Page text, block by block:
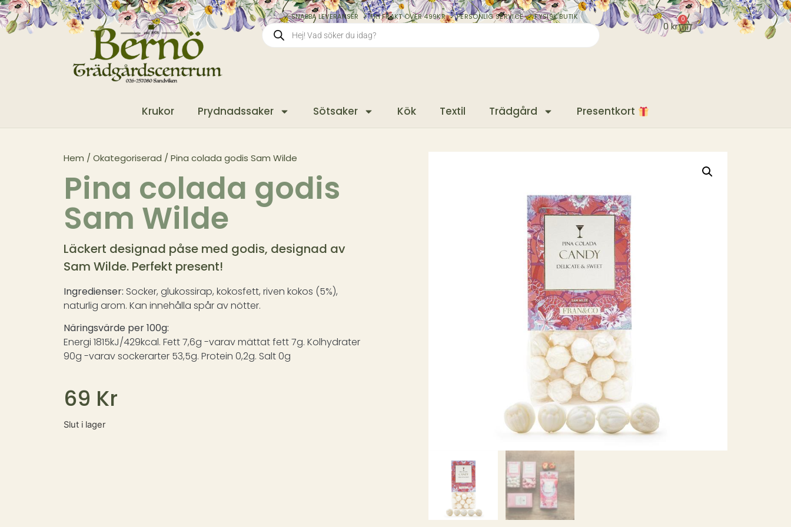
✓ SNABBA LEVERANSER ✓ FRI FRAKT ÖVER 499KR ✓ PERSONLIG SERVICE ✓ FYSISK BUTIK
0kr
0
Krukor Prydnadssaker Sötsaker Kök Textil Trädgård Presentkort
Hem / Okategoriserad / Pina colada godis Sam Wilde
Pina colada godis
Sam Wilde
Läckert designad påse med godis, designad av
Sam Wilde. Perfekt present!
Ingredienser: Socker, glukossirap, kokosfett, riven kokos (5%),
naturlig arom. Kan innehålla spår av nötter.
Näringsvärde per 100g:
Energi 1815kJ/429kcal. Fett 7,6g -varav mättat fett 7g. Kolhydrater
90g -varav sockerarter 53,5g. Protein 0,2g. Salt 0g
69 Kr
Slut i lager